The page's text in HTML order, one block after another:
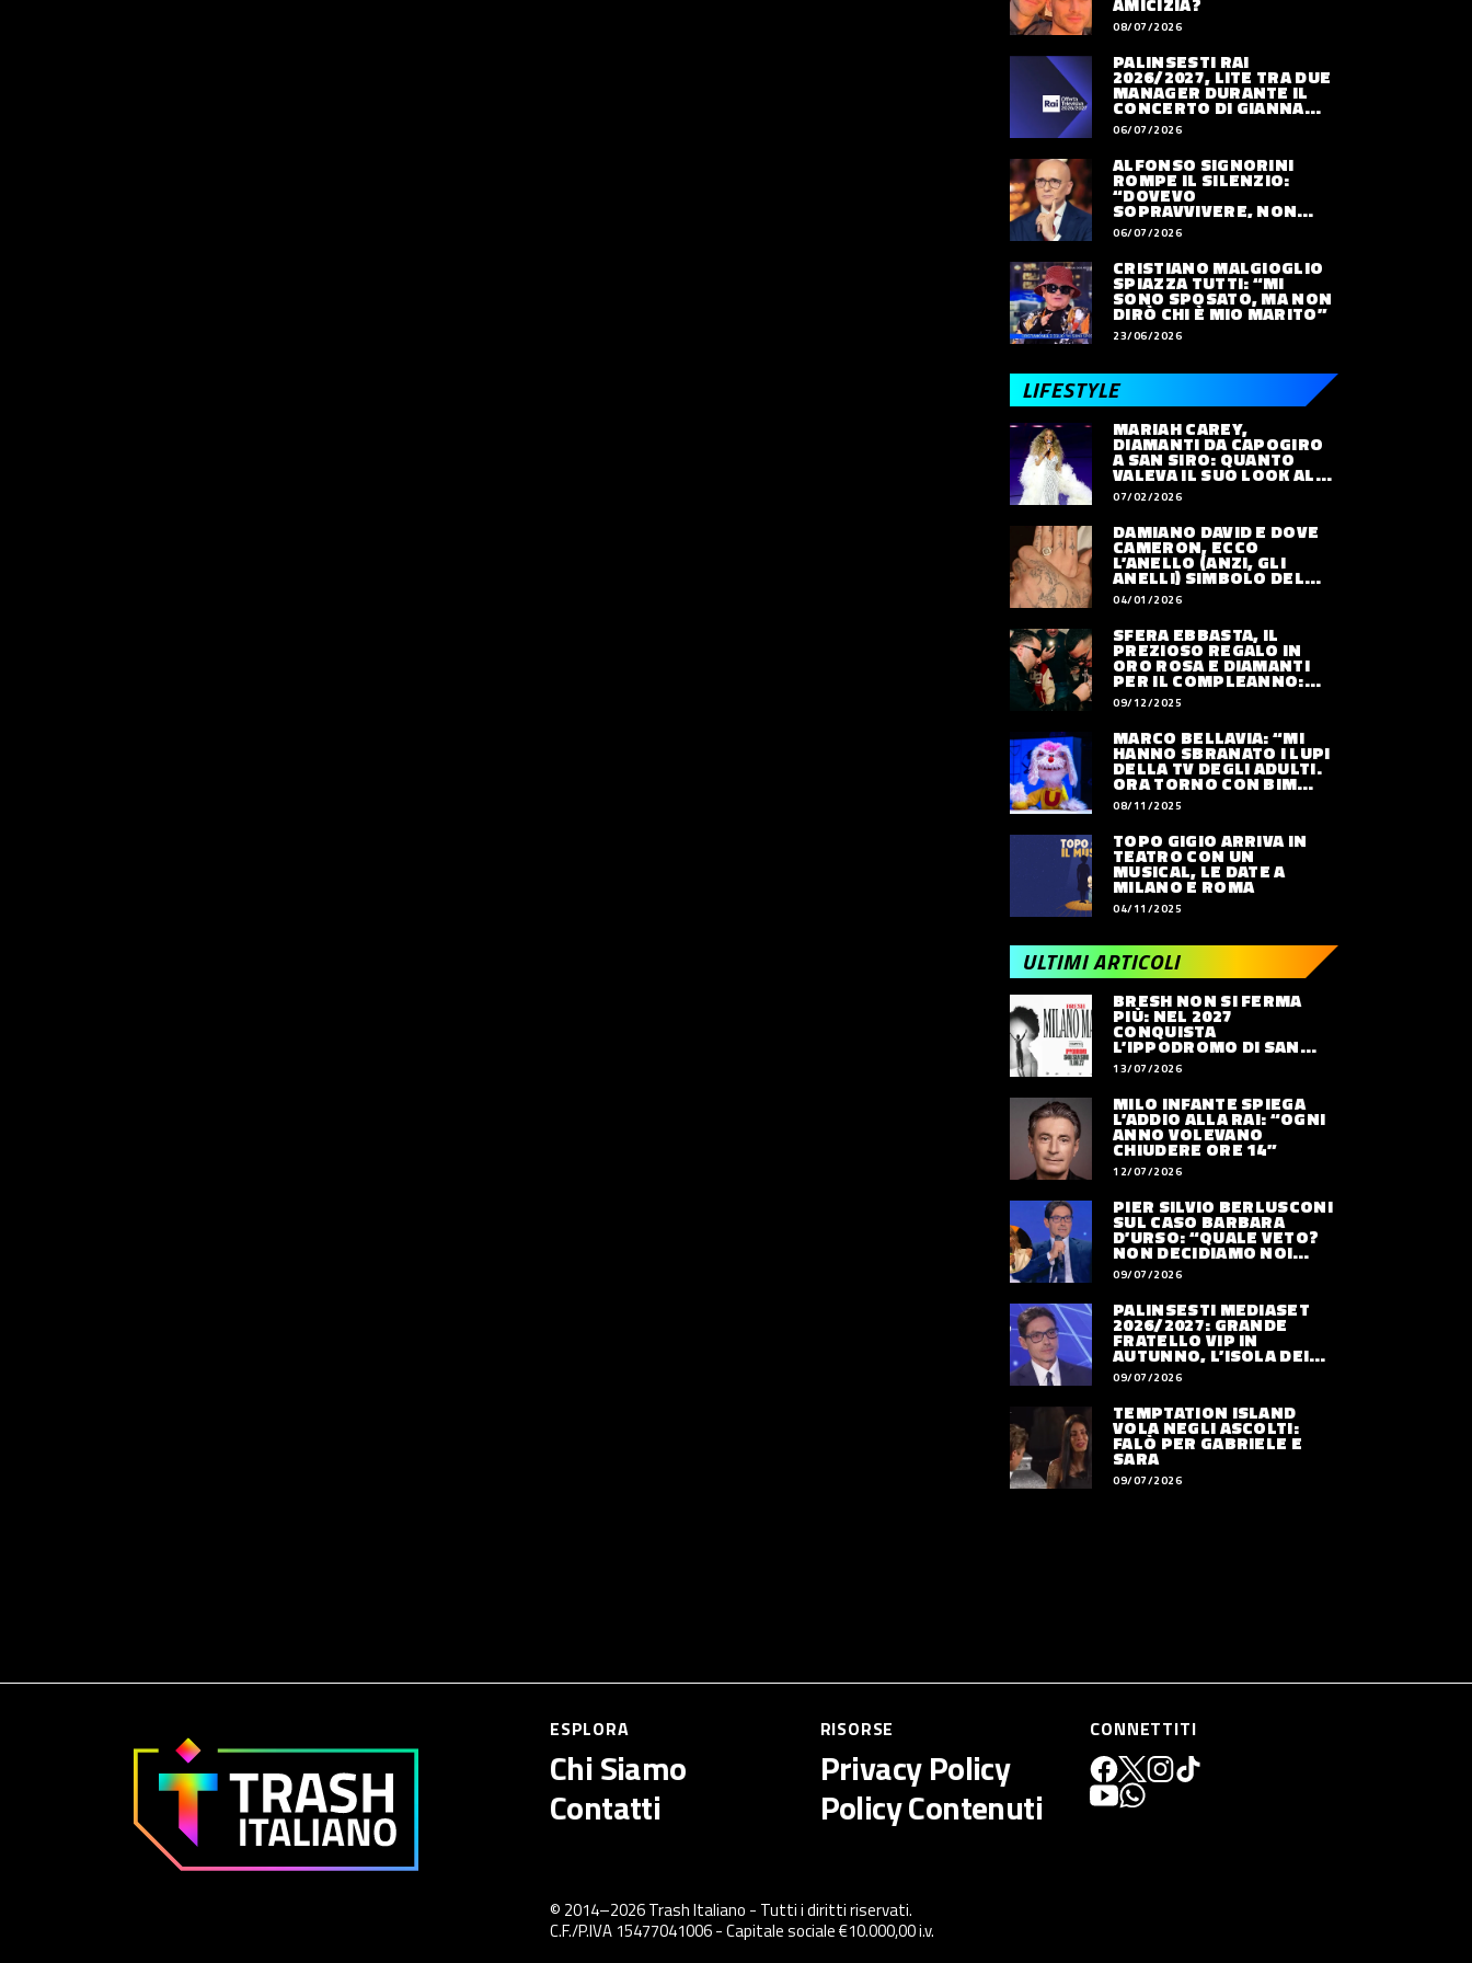
08/07/2026
PALINSESTI RAI
2026/2027, LITE TRA DUE
MANAGER DURANTE IL
CONCERTO DI GIANNA
NANNINI
06/07/2026
ALFONSO SIGNORINI
ROMPE IL SILENZIO:
“DOVEVO
SOPRAVVIVERE, NON
VIVERE”
06/07/2026
CRISTIANO MALGIOGLIO
SPIAZZA TUTTI: “MI
SONO SPOSATO, MA NON
DIRÒ CHI È MIO MARITO”
23/06/2026
LIFESTYLE
MARIAH CAREY,
DIAMANTI DA CAPOGIRO
A SAN SIRO: QUANTO
VALEVA IL SUO LOOK ALLE
OLIMPIADI
07/02/2026
DAMIANO DAVID E DOVE
CAMERON, ECCO
L’ANELLO (ANZI, GLI
ANELLI) SIMBOLO DEL
LORO AMORE
04/01/2026
SFERA EBBASTA, IL
PREZIOSO REGALO IN
ORO ROSA E DIAMANTI
PER IL COMPLEANNO:
QUANTO VALE
09/12/2025
MARCO BELLAVIA: “MI
HANNO SBRANATO I LUPI
DELLA TV DEGLI ADULTI.
ORA TORNO CON BIM
BUM BAM PARTY”
08/11/2025
TOPO GIGIO ARRIVA IN
TEATRO CON UN
MUSICAL, LE DATE A
MILANO E ROMA
04/11/2025
ULTIMI ARTICOLI
BRESH NON SI FERMA
PIÙ: NEL 2027
CONQUISTA
L’IPPODROMO DI SAN
SIRO CON “MILANO
MAREA”
13/07/2026
MILO INFANTE SPIEGA
L’ADDIO ALLA RAI: “OGNI
ANNO VOLEVANO
CHIUDERE ORE 14”
12/07/2026
PIER SILVIO BERLUSCONI
SUL CASO BARBARA
D’URSO: “QUALE VETO?
NON DECIDIAMO NOI
DOVE LAVORERÀ”
09/07/2026
PALINSESTI MEDIASET
2026/2027: GRANDE
FRATELLO VIP IN
AUTUNNO, L’ISOLA DEI
FAMOSI SLITTA AL 2027
09/07/2026
TEMPTATION ISLAND
VOLA NEGLI ASCOLTI:
FALÒ PER GABRIELE E
SARA
09/07/2026
ESPLORA
Chi Siamo
Contatti
RISORSE
Privacy Policy
Policy Contenuti
CONNETTITI
© 2014–2026Trash Italiano - Tutti i diritti riservati.
C.F./P.IVA 15477041006 - Capitale sociale €10.000,00 i.v.